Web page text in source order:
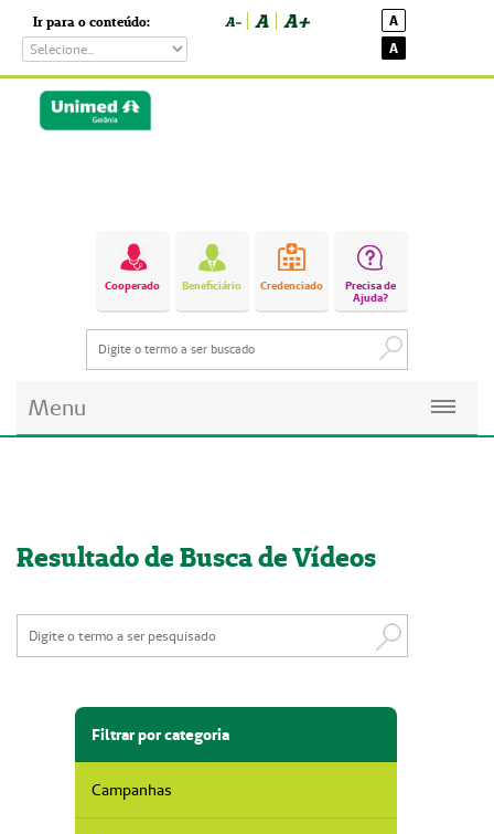
Ir para o conteúdo: A- A A+
A
A
Cooperado Beneficiário Credenciado
Precisa de
Ajuda?
Menu
Serviços On-line
Institucional
ANS
Resultado de Busca de Vídeos
Filtrar por categoria
Campanhas